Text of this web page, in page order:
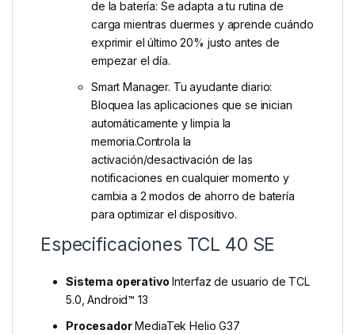
de la batería: Se adapta a tu rutina de
carga mientras duermes y aprende cuándo
exprimir el último 20% justo antes de
empezar el día.
Smart Manager. Tu ayudante diario:
Bloquea las aplicaciones que se inician
automáticamente y limpia la
memoria.Controla la
activación/desactivación de las
notificaciones en cualquier momento y
cambia a 2 modos de ahorro de batería
para optimizar el dispositivo.
Especificaciones TCL 40 SE
Sistema operativo Interfaz de usuario de TCL
5.0, Android™ 13
ProcesadorMediaTek Helio G37